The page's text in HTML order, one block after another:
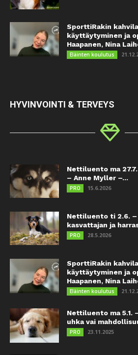
SporttiRakin
käyttäytyminen ja
Haapanen, Nina
Eläinten koulutus
HYVINVOINTI & TERVEYS
Nettiluento ma
– Anne Myller –...
PRO 15.6.2026
Nettiluento ti 2.6. –
kasvattajan ja
PRO 28.5.2026
SporttiRakin
käyttäytyminen ja
Haapanen, Nina
Eläinten koulutus
Nettiluento ma 5.1.
uhka vai
PRO 23.11.2025